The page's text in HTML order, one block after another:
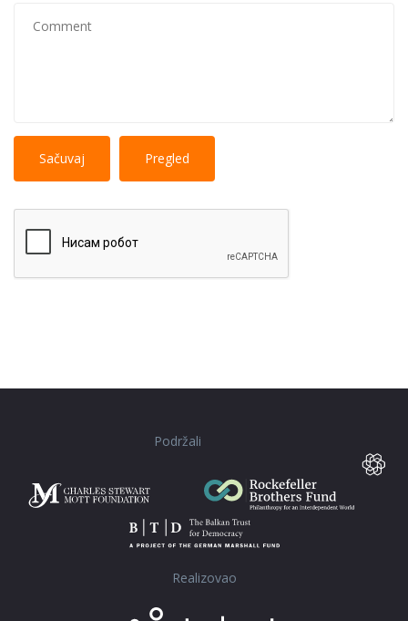
More information about text formats
HTML
tags allowed.
links automatically.
Podržali
Realizovao